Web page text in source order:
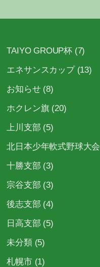
ー
ジ
送
り
TAIYO GROUP杯 (7)
エネサンスカップ(13)
お知らせ(8)
ホクレン旗(20)
上川支部 (5)
北日本少年軟式野球大会
十勝支部 (3)
宗谷支部 (3)
後志支部 (4)
日高支部 (5)
未分類(5)
札幌市(1)